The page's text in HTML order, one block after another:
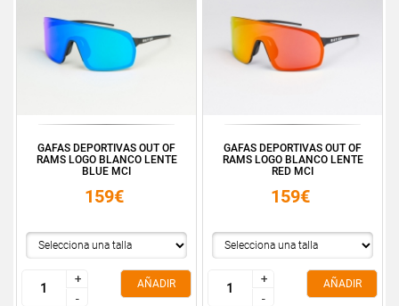
GAFAS DEPORTIVAS OUT OF
RAMS LOGO BLANCO LENTE
BLUE MCI
159€
+
-
+
-
AÑADIR
GAFAS DEPORTIVAS OUT OF
RAMS LOGO BLANCO LENTE
RED MCI
159€
+
-
+
-
AÑADIR